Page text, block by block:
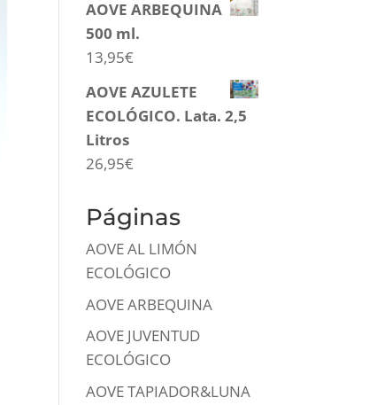
AOVE ARBEQUINA
500 ml.
13,95€
AOVE AZULETE
ECOLÓGICO. Lata. 2,5
Litros
26,95€
Páginas
AOVE AL LIMÓN
ECOLÓGICO
AOVE ARBEQUINA
AOVE JUVENTUD
ECOLÓGICO
AOVE TAPIADOR&LUNA